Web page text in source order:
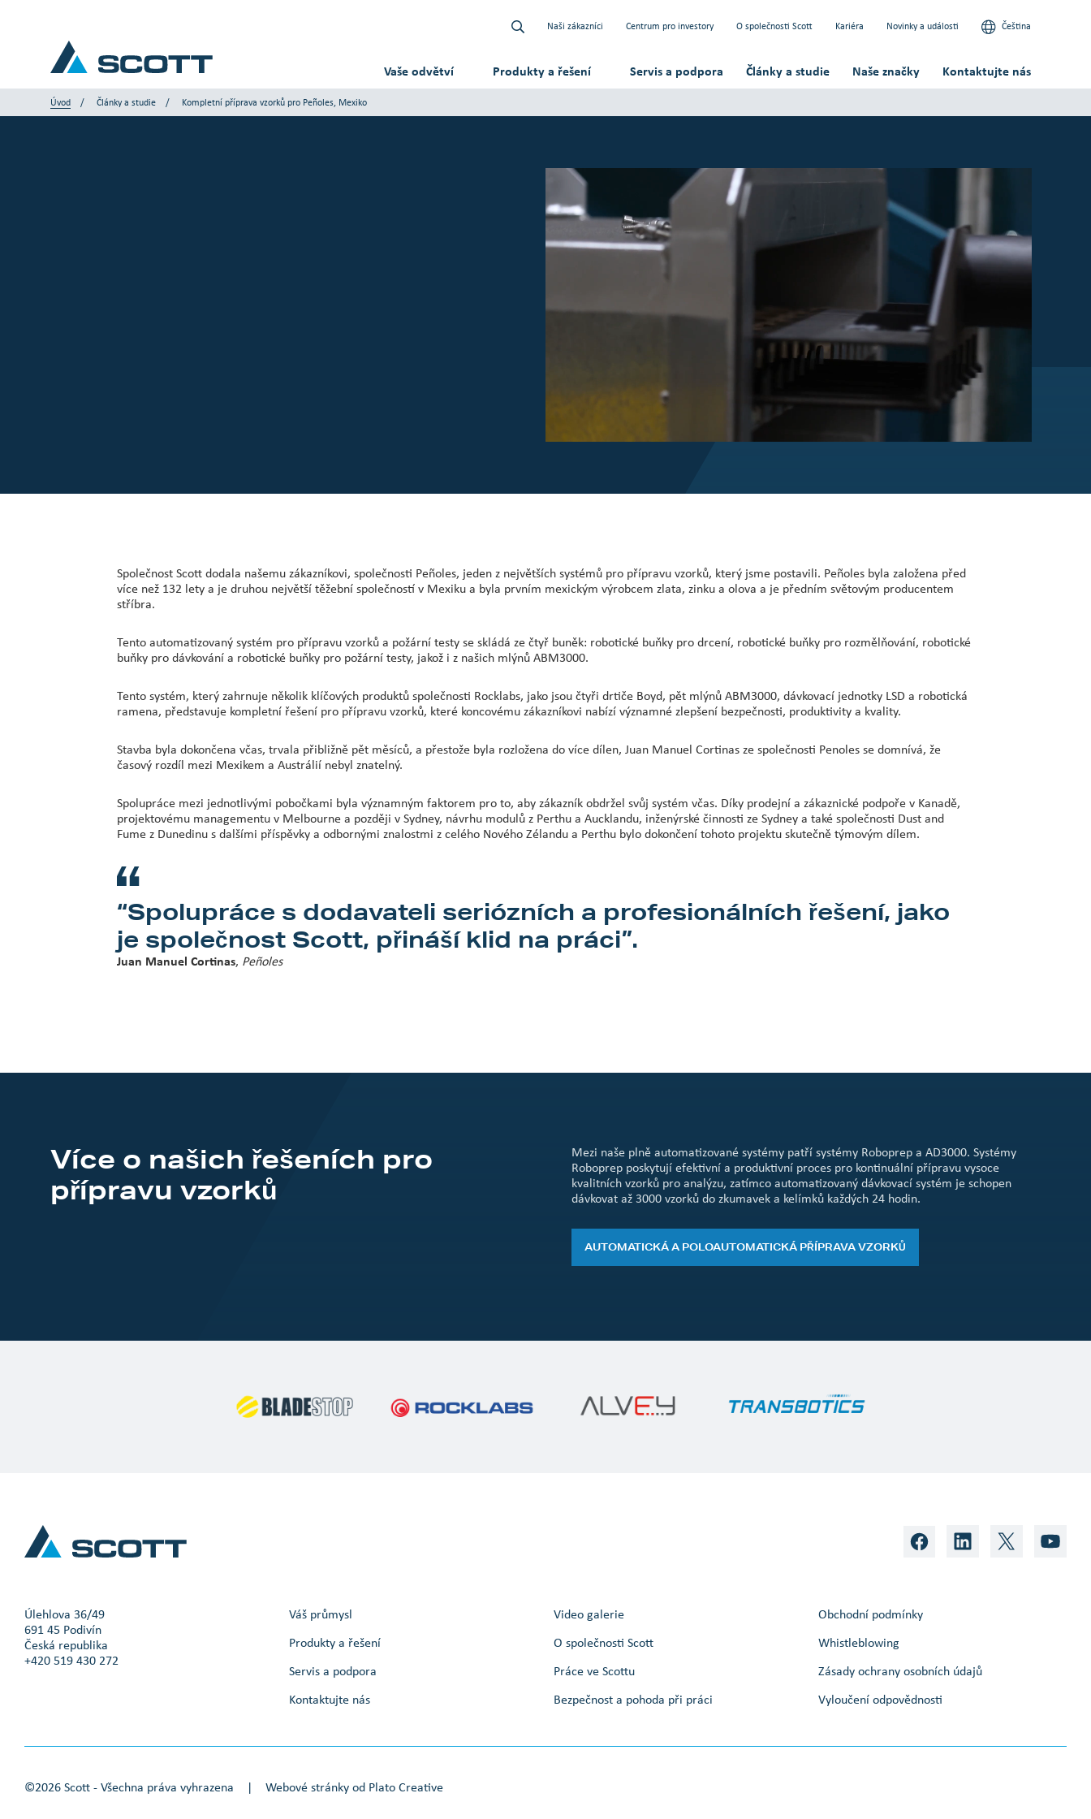
Naši zákazníci Centrum pro investory O společnosti Scott Kariéra Novinky a události Čeština
Vaše odvětví Produkty a řešení Servis a podpora Články a studie Naše značky Kontaktujte nás
Úvod Články a studie Kompletní příprava vzorků pro Peñoles, Mexiko
Společnost Scott dodala našemu zákazníkovi, společnosti Peñoles, jeden z největších systémů pro přípravu vzorků, který jsme postavili. Peñoles byla založena před
více než 132 lety a je druhou největší těžební společností v Mexiku a byla prvním mexickým výrobcem zlata, zinku a olova a je předním světovým producentem
stříbra.
Tento automatizovaný systém pro přípravu vzorků a požární testy se skládá ze čtyř buněk: robotické buňky pro drcení, robotické buňky pro rozmělňování, robotické
buňky pro dávkování a robotické buňky pro požární testy, jakož i z našich mlýnů ABM3000.
Tento systém, který zahrnuje několik klíčových produktů společnosti Rocklabs, jako jsou čtyři drtiče Boyd, pět mlýnů ABM3000, dávkovací jednotky LSD a robotická
ramena, představuje kompletní řešení pro přípravu vzorků, které koncovému zákazníkovi nabízí významné zlepšení bezpečnosti, produktivity a kvality.
Stavba byla dokončena včas, trvala přibližně pět měsíců, a přestože byla rozložena do více dílen, Juan Manuel Cortinas ze společnosti Penoles se domnívá, že
časový rozdíl mezi Mexikem a Austrálií nebyl znatelný.
Spolupráce mezi jednotlivými pobočkami byla významným faktorem pro to, aby zákazník obdržel svůj systém včas. Díky prodejní a zákaznické podpoře v Kanadě,
projektovému managementu v Melbourne a později v Sydney, návrhu modulů z Perthu a Aucklandu, inženýrské činnosti ze Sydney a také společnosti Dust and
Fume z Dunedinu s dalšími příspěvky a odbornými znalostmi z celého Nového Zélandu a Perthu bylo dokončení tohoto projektu skutečně týmovým dílem.
“Spolupráce s dodavateli seriózních a profesionálních řešení, jako
je společnost Scott, přináší klid na práci”.
Juan Manuel Cortinas, Peñoles
Více o našich řešeních pro
přípravu vzorků
Mezi naše plně automatizované systémy patří systémy Roboprep a AD3000. Systémy
Roboprep poskytují efektivní a produktivní proces pro kontinuální přípravu vysoce
kvalitních vzorků pro analýzu, zatímco automatizovaný dávkovací systém je schopen
dávkovat až 3000 vzorků do zkumavek a kelímků každých 24 hodin.
AUTOMATICKÁ A POLOAUTOMATICKÁ PŘÍPRAVA VZORKŮ
Úlehlova 36/49
691 45 Podivín
Česká republika
+420 519 430 272
Váš průmysl
Produkty a řešení
Servis a podpora
Kontaktujte nás
Video galerie
O společnosti Scott
Práce ve Scottu
Bezpečnost a pohoda při práci
Obchodní podmínky
Whistleblowing
Zásady ochrany osobních údajů
Vyloučení odpovědnosti
©2026 Scott - Všechna práva vyhrazena | Webové stránky od Plato Creative